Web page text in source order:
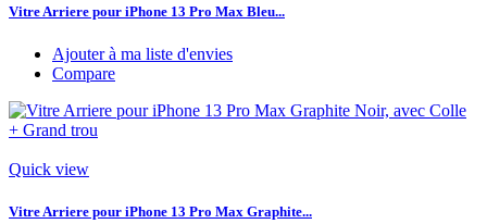
Vitre Arriere pour iPhone 13 Pro Max Bleu...
Ajouter à ma liste d'envies
Compare
Quick view
Vitre Arriere pour iPhone 13 Pro Max Graphite...